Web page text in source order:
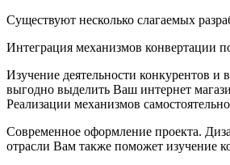
Существуют несколько слагаемых
Интеграция механизмов конвертации
Изучение деятельности конкурентов
выгодно выделить Ваш интернет
Реализации механизмов
Современное оформление проекта.
отрасли Вам также поможет изучение